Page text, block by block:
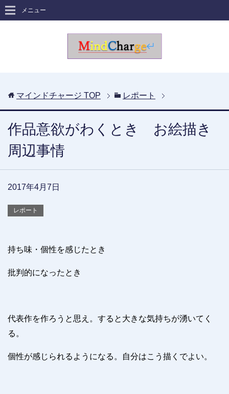
メニュー
マインドチャージ TOP レポート
作品意欲がわくとき お絵描き
周辺事情
2017年4月7日
レポート
持ち味・個性を感じたとき
批判的になったとき
代表作を作ろうと思え。すると大きな気持ちが湧いてく
る。
個性が感じられるようになる。自分はこう描くでよい。